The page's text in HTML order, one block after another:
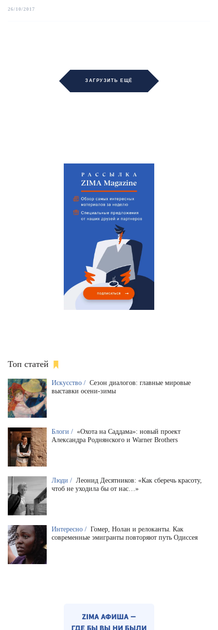
26/10/2017
ЗАГРУЗИТЬ ЕЩЁ
Топ статей
Искусство / Сезон диалогов: главные мировые
выставки осени-зимы
Блоги / «Охота на Саддама»: новый проект
Александра Роднянского и Warner Brothers
Люди / Леонид Десятников: «Как сберечь красоту,
чтоб не уходила бы от нас…»
Интересно / Гомер, Нолан и релоканты. Как
современные эмигранты повторяют путь Одиссея